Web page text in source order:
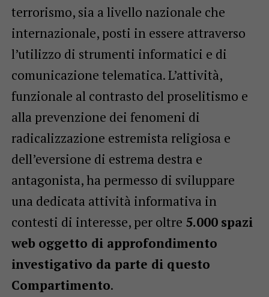
terrorismo, sia a livello nazionale che
internazionale, posti in essere attraverso
l’utilizzo di strumenti informatici e di
comunicazione telematica. L’attività,
funzionale al contrasto del proselitismo e
alla prevenzione dei fenomeni di
radicalizzazione estremista religiosa e
dell’eversione di estrema destra e
antagonista, ha permesso di sviluppare
una dedicata attività informativa in
contesti di interesse, per oltre 5.000 spazi
web oggetto di approfondimento
investigativo da parte di questo
Compartimento.